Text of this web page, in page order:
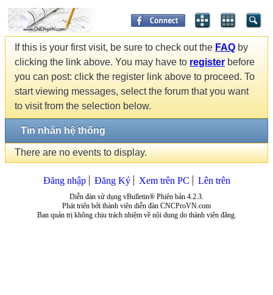
If this is your first visit, be sure to check out the FAQ by
clicking the link above. You may have to register before
you can post: click the register link above to proceed. To
start viewing messages, select the forum that you want
to visit from the selection below.
Tin nhắn hệ thống
There are no events to display.
Đăng nhập Đăng Ký Xem trên PC Lên trên
Diễn đàn sử dụng vBulletin® Phiên bản 4.2.3.
Phát triển bởi thành viên diễn đàn CNCProVN.com
Ban quản trị không chịu trách nhiệm về nội dung do thành viên đăng.